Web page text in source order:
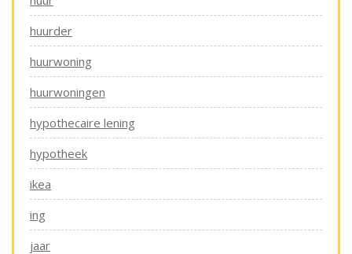
huurder
huurwoning
huurwoningen
hypothecaire lening
hypotheek
ikea
ing
jaar